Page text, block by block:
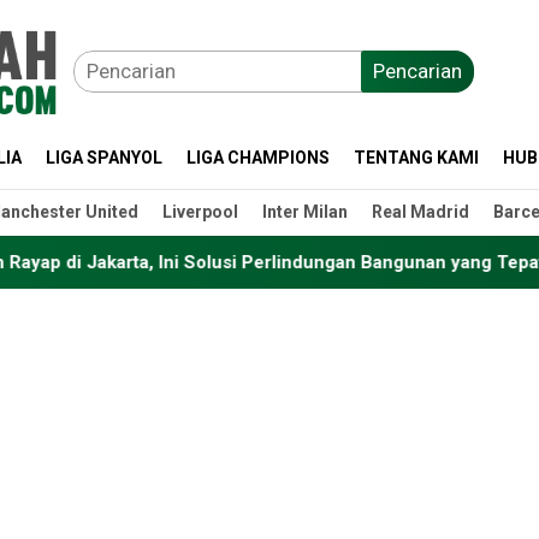
Pencarian
LIGA SPANYOL LIGA CHAMPIONS TENTANG KAMI
United Liverpool Inter Milan Real Madrid
Ini Solusi Perlindungan Bangunan yang Tepat